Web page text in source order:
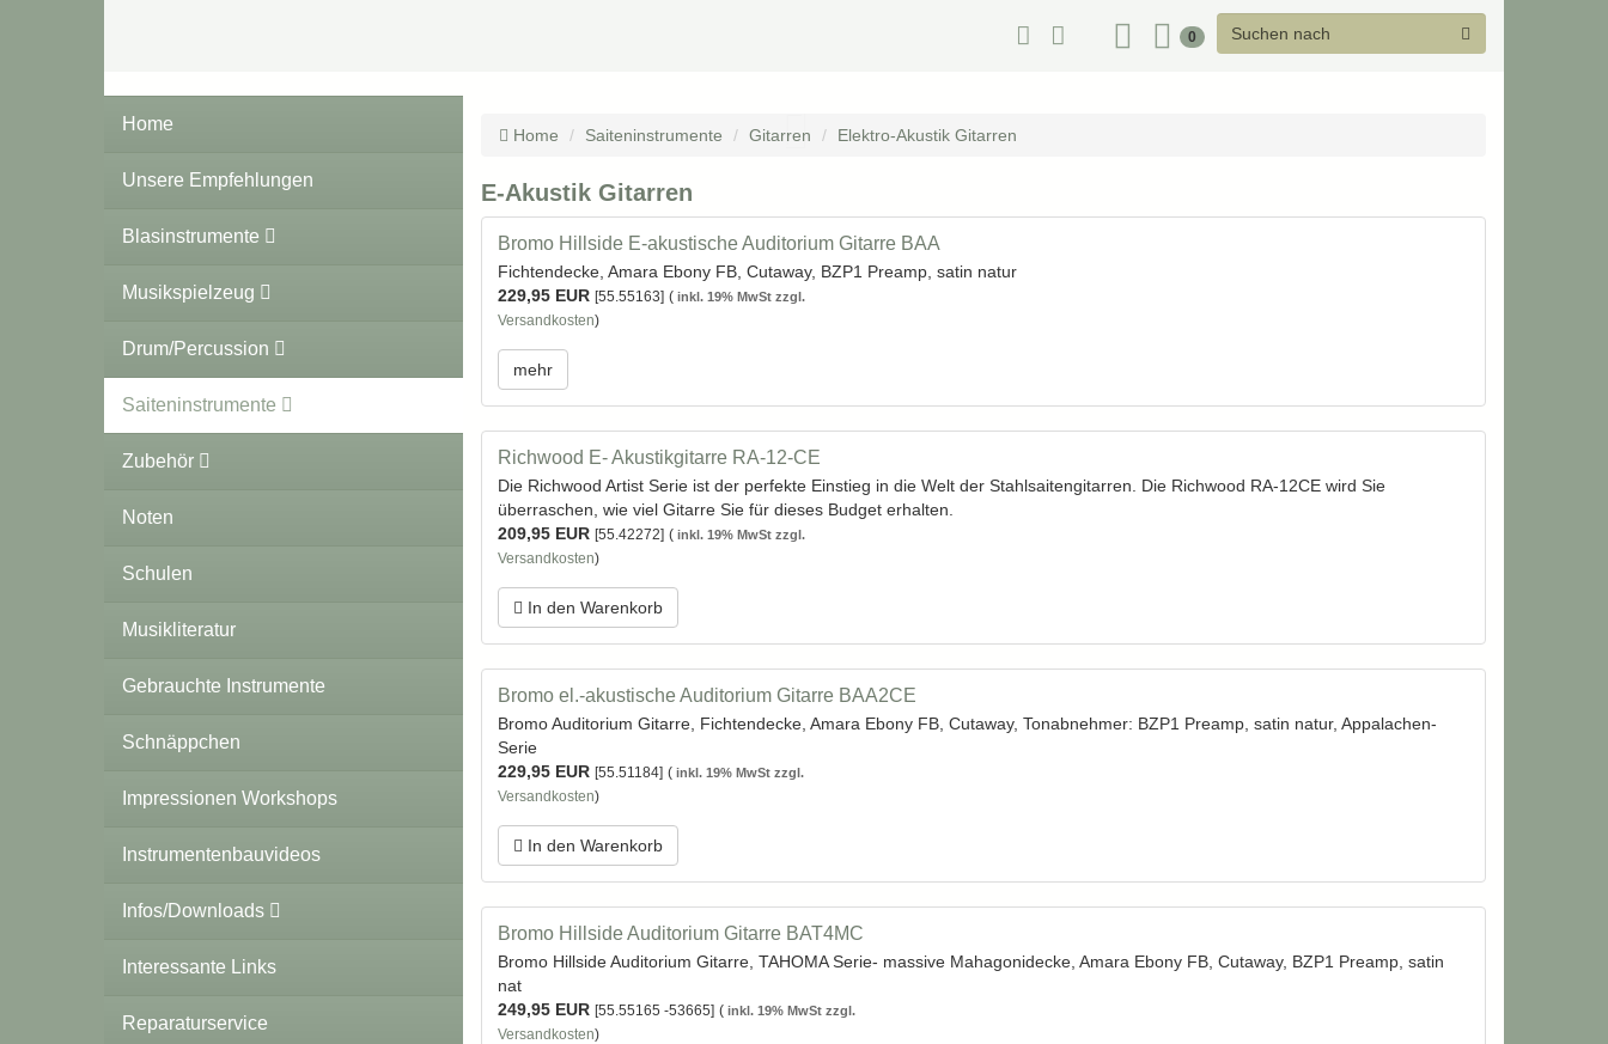
0
Home
Unsere Empfehlungen
Blasinstrumente
Musikspielzeug
Drum/Percussion
Saiteninstrumente
Zubehör
Noten
Schulen
Musikliteratur
Gebrauchte Instrumente
Schnäppchen
Impressionen Workshops
Instrumentenbauvideos
Infos/Downloads
Interessante Links
Reparaturservice
Home Saiteninstrumente Gitarren Elektro-Akustik Gitarren
E-Akustik Gitarren
Bromo Hillside E-akustische Auditorium Gitarre BAA
Fichtendecke, Amara Ebony FB, Cutaway, BZP1 Preamp, satin natur
229,95 EUR [55.55163] ( inkl. 19% MwSt zzgl.
Versandkosten)
mehr
Richwood E- Akustikgitarre RA-12-CE
Die Richwood Artist Serie ist der perfekte Einstieg in die Welt der Stahlsaitengitarren. Die Richwood RA-12CE wird Sie
überraschen, wie viel Gitarre Sie für dieses Budget erhalten.
209,95 EUR [55.42272] ( inkl. 19% MwSt zzgl.
Versandkosten)
In den Warenkorb
Bromo el.-akustische Auditorium Gitarre BAA2CE
Bromo Auditorium Gitarre, Fichtendecke, Amara Ebony FB, Cutaway, Tonabnehmer: BZP1 Preamp, satin natur, Appalachen-
Serie
229,95 EUR [55.51184] ( inkl. 19% MwSt zzgl.
Versandkosten)
In den Warenkorb
Bromo Hillside Auditorium Gitarre BAT4MC
Bromo Hillside Auditorium Gitarre, TAHOMA Serie- massive Mahagonidecke, Amara Ebony FB, Cutaway, BZP1 Preamp, satin
nat
249,95 EUR [55.55165 -53665] ( inkl. 19% MwSt zzgl.
Versandkosten)